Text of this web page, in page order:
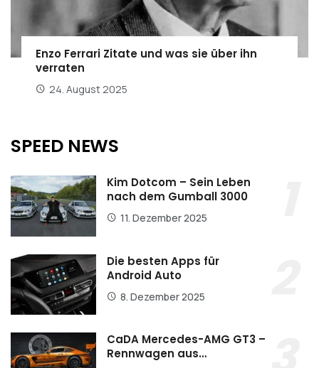
Enzo Ferrari Zitate und was sie über ihn
verraten
24. August 2025
SPEED NEWS
Kim Dotcom – Sein Leben
nach dem Gumball 3000
11. Dezember 2025
Die besten Apps für
Android Auto
8. Dezember 2025
CaDA Mercedes-AMG GT3 –
Rennwagen aus…